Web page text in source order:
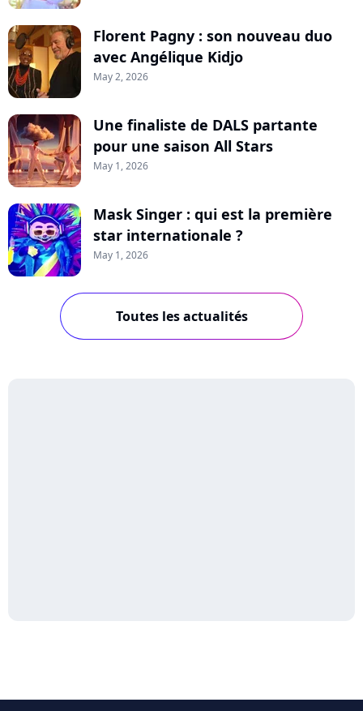
Florent Pagny : son nouveau duo
avec Angélique Kidjo
May 2, 2026
Une finaliste de DALS partante
pour une saison All Stars
May 1, 2026
Mask Singer : qui est la première
star internationale ?
May 1, 2026
Toutes les actualités